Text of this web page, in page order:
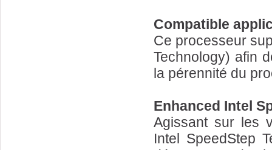
Compatible
Ce processeur
Technology) afin
la pérennité du
Enhanced Intel
Agissant sur les
Intel SpeedStep